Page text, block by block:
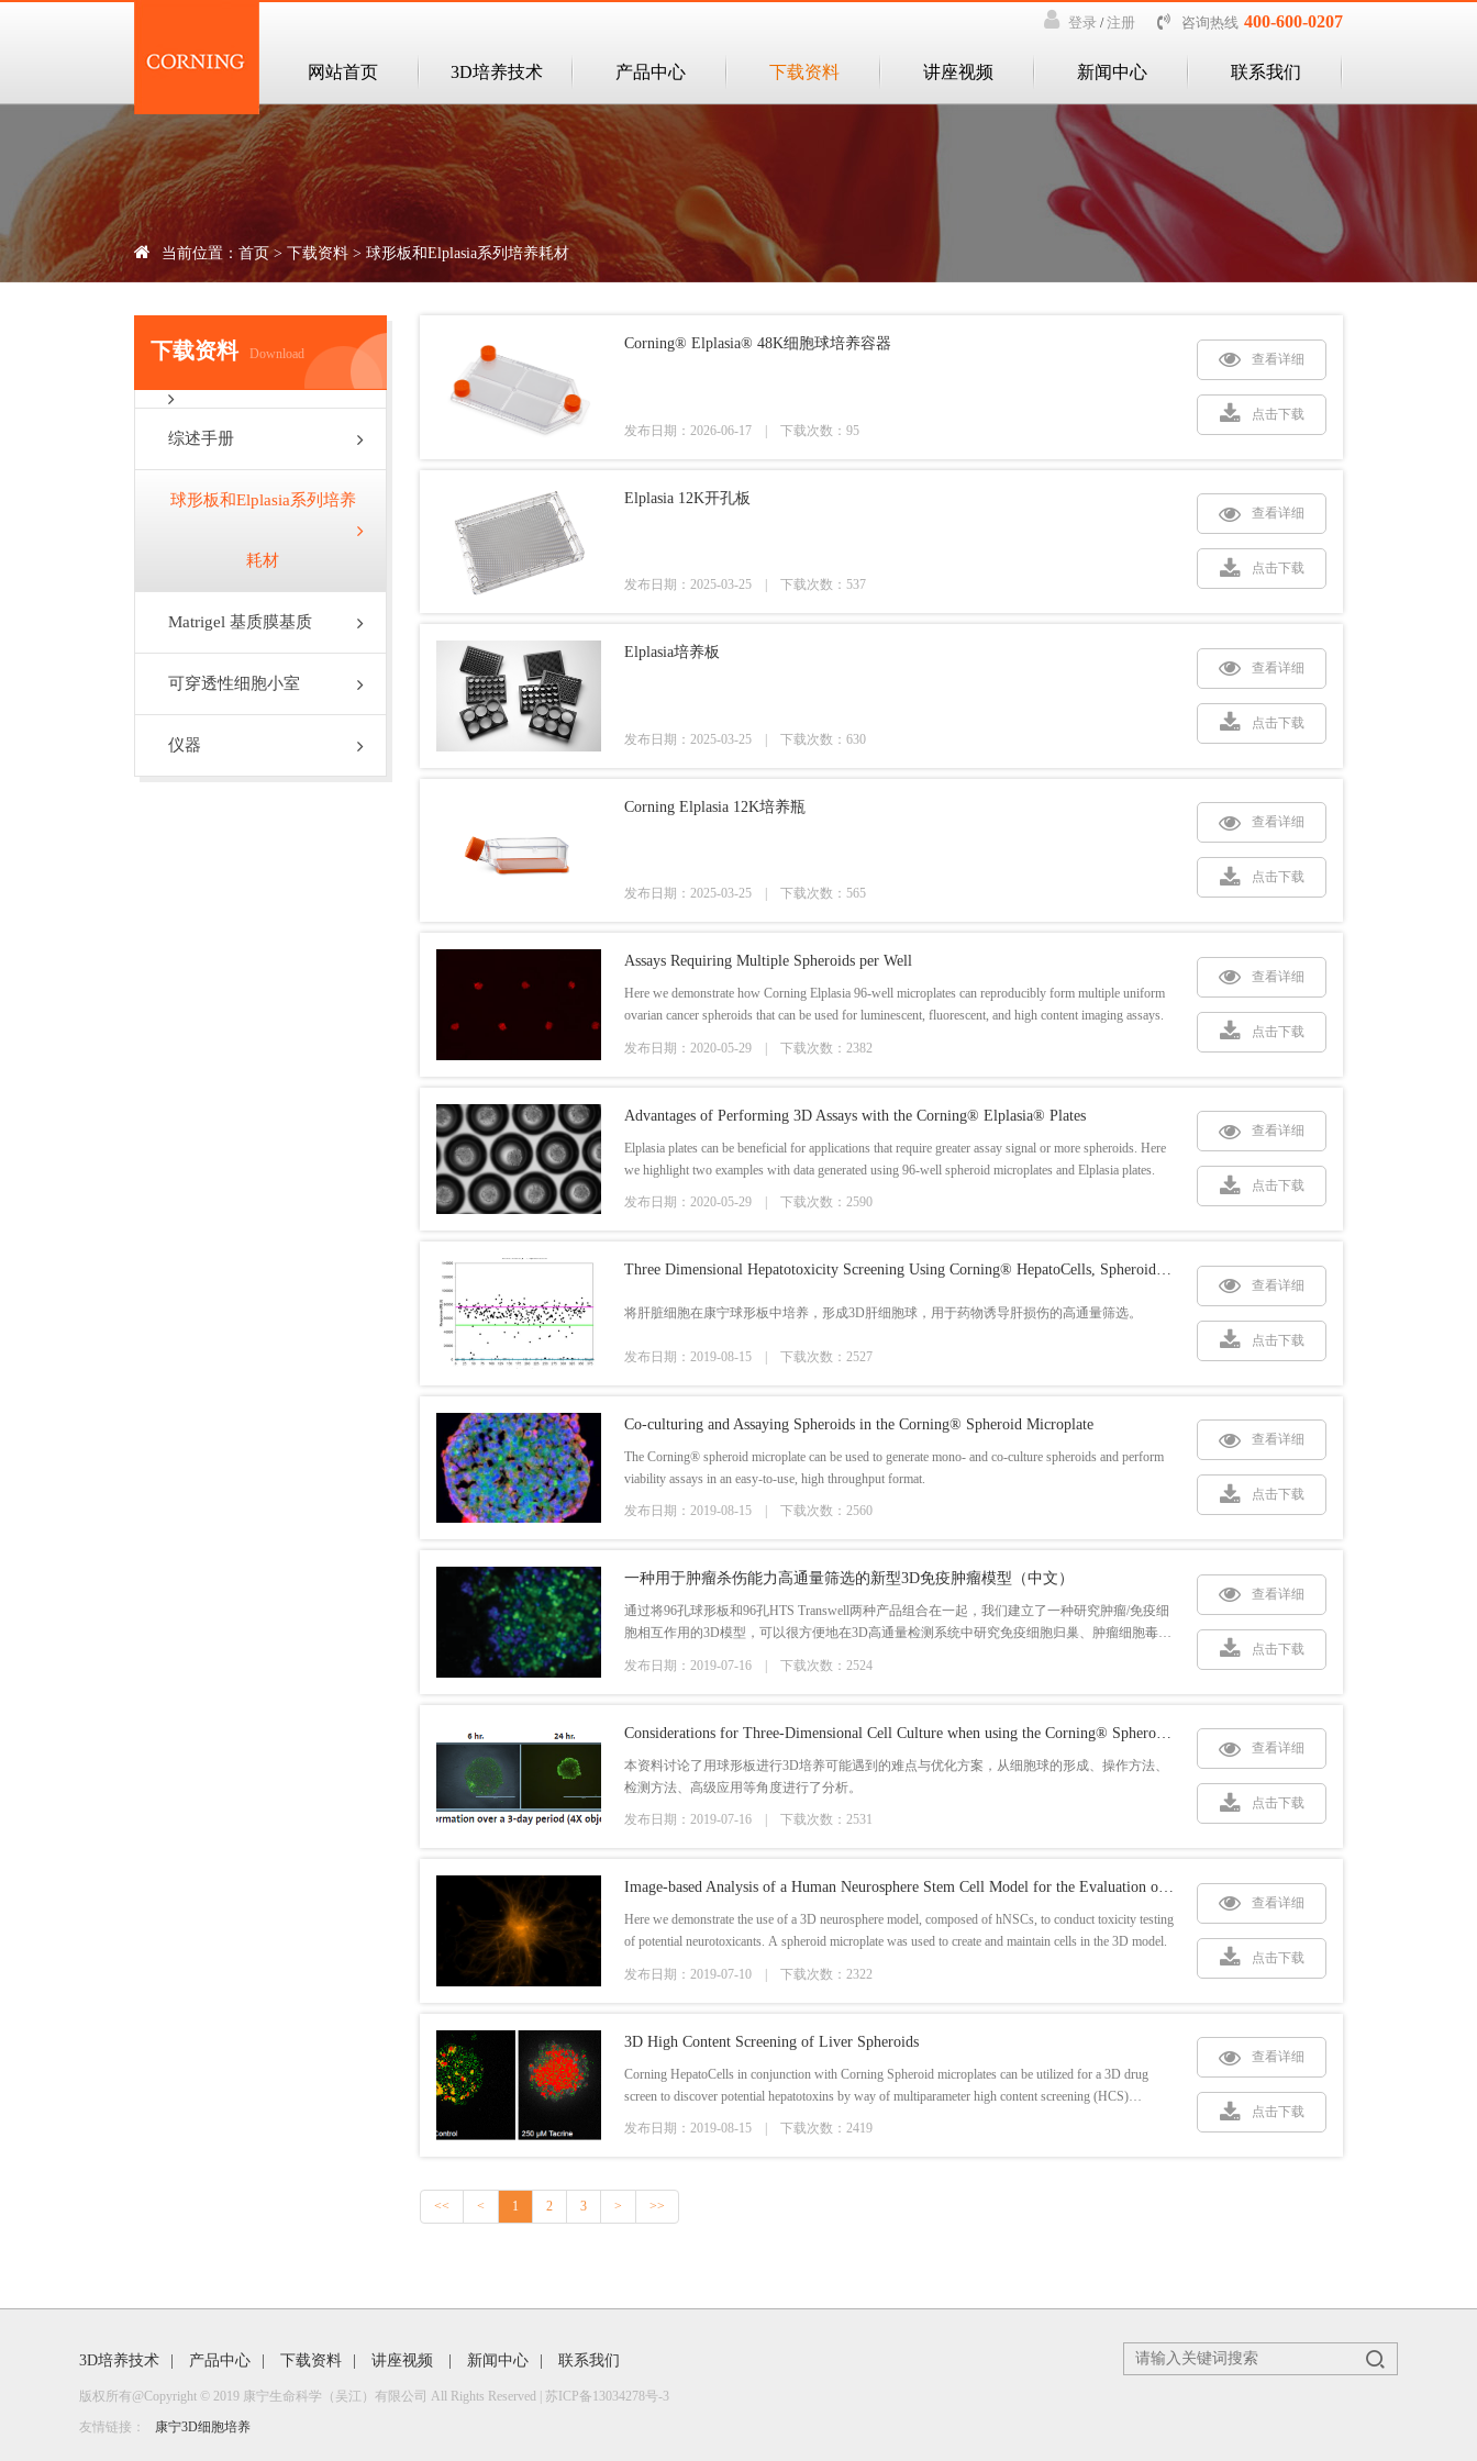
登录 /注册 咨询热线 400-600-0207
网站首页 3D培养技术 产品中心 下载资料 讲座视频 新闻中心 联系我们
当前位置： 首页> 下载资料 > 球形板和Elplasia系列培养耗材
下载资料 Download
综述手册
球形板和Elplasia系列培养
耗材
Matrigel 基质膜基质
可穿透性细胞小室
仪器
Corning® Elplasia® 48K细胞球培养容器
发布日期：2026-06-17 | 下载次数：95
查看详细
点击下载
Elplasia 12K开孔板
发布日期：2025-03-25 | 下载次数：537
查看详细
点击下载
Elplasia培养板
发布日期：2025-03-25 | 下载次数：630
查看详细
点击下载
Corning Elplasia 12K培养瓶
发布日期：2025-03-25 | 下载次数：565
查看详细
点击下载
Assays Requiring Multiple Spheroids per Well
Here we demonstrate how Corning Elplasia 96-well microplates can reproducibly form multiple uniform
ovarian cancer spheroids that can be used for luminescent, fluorescent, and high content imaging assays.
发布日期：2020-05-29 | 下载次数：2382
查看详细
点击下载
Advantages of Performing 3D Assays with the Corning® Elplasia® Plates
Elplasia plates can be beneficial for applications that require greater assay signal or more spheroids. Here
we highlight two examples with data generated using 96-well spheroid microplates and Elplasia plates.
发布日期：2020-05-29 | 下载次数：2590
查看详细
点击下载
Three Dimensional Hepatotoxicity Screening Using Corning® HepatoCells, Spheroid Microplates, and the SCREEN-WELL® Hepatotoxicity Library
将肝脏细胞在康宁球形板中培养，形成3D肝细胞球，用于药物诱导肝损伤的高通量筛选。
发布日期：2019-08-15 | 下载次数：2527
查看详细
点击下载
Co-culturing and Assaying Spheroids in the Corning® Spheroid Microplate
The Corning® spheroid microplate can be used to generate mono- and co-culture spheroids and perform
viability assays in an easy-to-use, high throughput format.
发布日期：2019-08-15 | 下载次数：2560
查看详细
点击下载
一种用于肿瘤杀伤能力高通量筛选的新型3D免疫肿瘤模型（中文）
通过将96孔球形板和96孔HTS Transwell两种产品组合在一起，我们建立了一种研究肿瘤/免疫细
胞相互作用的3D模型，可以很方便地在3D高通量检测系统中研究免疫细胞归巢、肿瘤细胞毒性
发布日期：2019-07-16 | 下载次数：2524
查看详细
点击下载
本资料讨论了用球形板进行3D培养可能遇到的难点与优化方案，从细胞球的形成、操作方法、
检测方法、高级应用等角度进行了分析。
发布日期：2019-07-16 | 下载次数：2531
查看详细
点击下载
Image-based Analysis of a Human Neurosphere Stem Cell Model for the Evaluation of Potential Neurotoxicants
Here we demonstrate the use of a 3D neurosphere model, composed of hNSCs, to conduct toxicity testing
of potential neurotoxicants. A spheroid microplate was used to create and maintain cells in the 3D model.
发布日期：2019-07-10 | 下载次数：2322
查看详细
点击下载
3D High Content Screening of Liver Spheroids
Corning HepatoCells in conjunction with Corning Spheroid microplates can be utilized for a 3D drug
screen to discover potential hepatotoxins by way of multiparameter high content screening (HCS)
发布日期：2019-08-15 | 下载次数：2419
查看详细
点击下载
<< < 1 2 3 > >>
3D培养技术 产品中心 下载资料 讲座视频 新闻中心 联系我们
版权所有@Copyright © 2019 康宁生命科学（吴江）有限公司 All Rights Reserved | 苏ICP备13034278号-3
友情链接：
康宁3D细胞培养